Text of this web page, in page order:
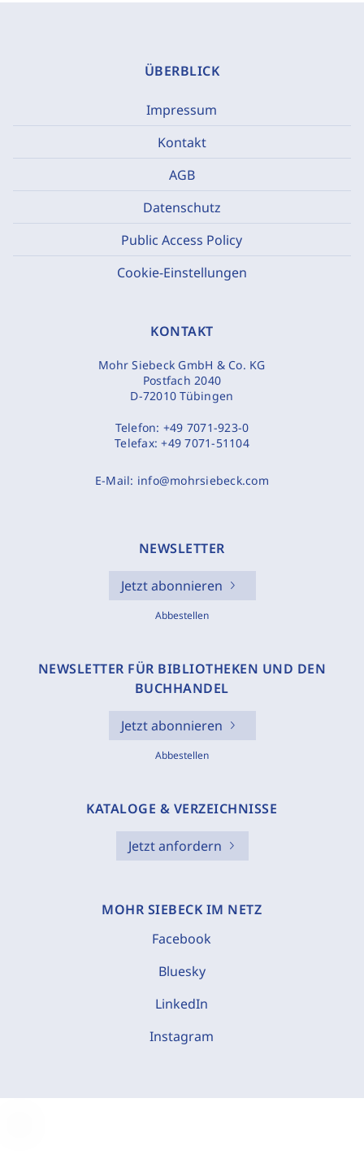
ÜBERBLICK
Impressum
Kontakt
AGB
Datenschutz
Public Access Policy
Cookie-Einstellungen
KONTAKT
Mohr Siebeck GmbH & Co. KG
Postfach 2040
D-72010 Tübingen
Telefon: +49 7071-923-0
Telefax:+49 7071-51104
E-Mail: info@mohrsiebeck.com
NEWSLETTER
Jetzt abonnieren
Abbestellen
NEWSLETTER FÜR BIBLIOTHEKEN UND DEN
BUCHHANDEL
Jetzt abonnieren
Abbestellen
KATALOGE & VERZEICHNISSE
Jetzt anfordern
MOHR SIEBECK IM NETZ
Facebook
Bluesky
LinkedIn
Instagram